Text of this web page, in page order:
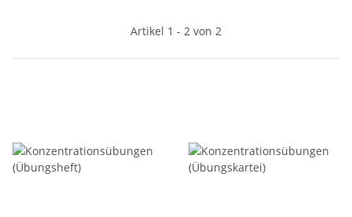
Artikel 1 - 2 von 2